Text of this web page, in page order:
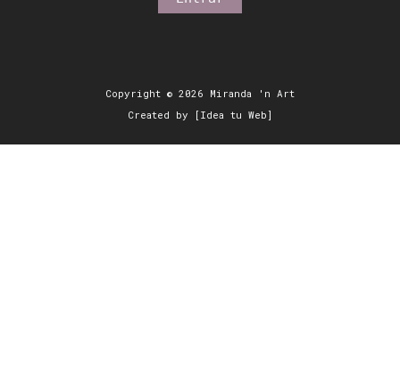
Copyright © 2026 Miranda 'n Art
Created by [Idea tu Web]